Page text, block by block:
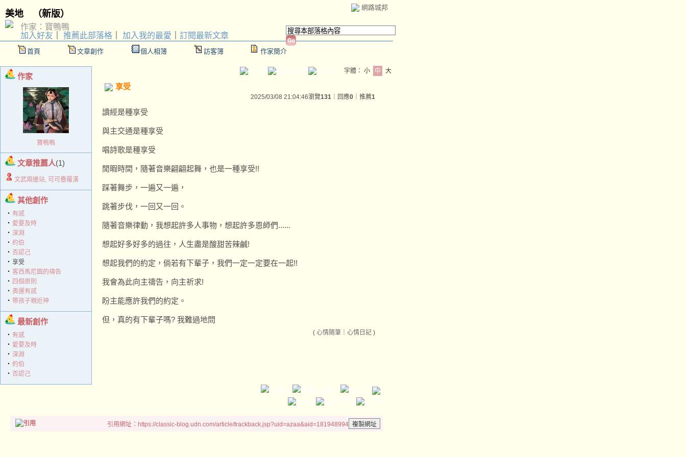
網路城邦
美地 （新版）
首頁 文章創作 個人相簿 訪客簿 作家簡介
加入好友 推薦此部落格 加入我的最愛 訂閱最新文章
作家：寶鴨鴨
作家
寶鴨鴨
文章推薦人(1)
文武兩邊站, 可可疊羅漢
其他創作
‧ 有感
‧ 愛要及時
‧ 深淵
‧ 約伯
‧ 否認己
‧ 享受
‧ 客西馬尼園的禱告
‧ 四個原則
‧ 奧運有感
‧ 帶孩子親近神
最新創作
‧ 有感
‧ 愛要及時
‧ 深淵
‧ 約伯
‧ 否認己
字體： 小 中 大
享受
2025/03/08 21:04:46瀏覽131 ｜回應0 ｜推薦1
讀經是種享受
與主交通是種享受
唱詩歌是種享受
閒暇時間，隨著音樂翩翩起舞，也是一種享受!!
踩著舞步，一遍又一遍，
跳著步伐，一回又一回。
隨著音樂律動，我想起許多人事物，想起許多恩師們......
想起好多好多的過往，人生盡是酸甜苦辣鹹!
想起我們的約定，倘若有下輩子，我們一定一定要在一起!!
我會為此向主禱告，向主祈求!
盼主能應許我們的約定。
但，真的有下輩子嗎? 我難過地問
( 心情隨筆 心情日記 )
引用網址：https://classic-blog.udn.com/article/trackback.jsp?uid=azaa&aid=181948994